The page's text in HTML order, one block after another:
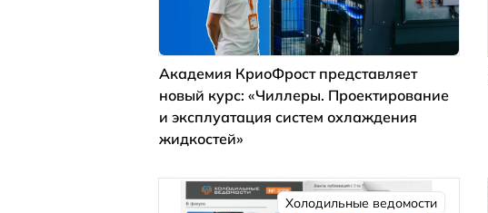
Академия КриоФрост представляет
новый курс: «Чиллеры. Проектирование
и эксплуатация систем охлаждения
жидкостей»
Холодильные ведомости